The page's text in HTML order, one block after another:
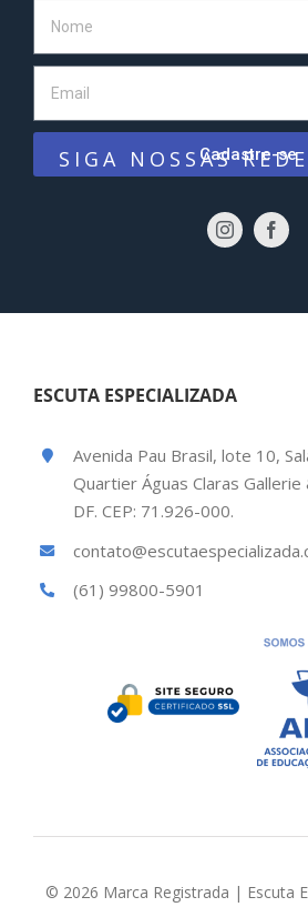
Cadastre-se
SIGA NOSSAS
ESCUTA ESPECIALIZADA
Avenida Pau Brasil, lote 10,
Quartier Águas Claras Gallerie
DF. CEP: 71.926-000.
(61) 99800-5901
© 2026 Marca Registrada | Escuta